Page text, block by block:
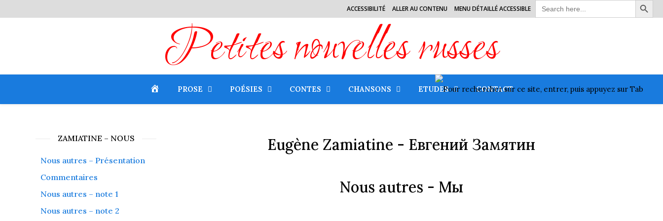
ACCESSIBILITÉ ALLER AU CONTENU MENU DÉTAILLÉ ACCESSIBLE
Search
for:
Petites nouvelles russes
PROSE POÉSIES CONTES CHANSONS ETUDES CONTACT
ZAMIATINE – NOUS
Nous autres – Présentation
Commentaires
Nous autres – note 1
Nous autres – note 2
Eugène Zamiatine - Евгений Замятин
Nous autres - Мы